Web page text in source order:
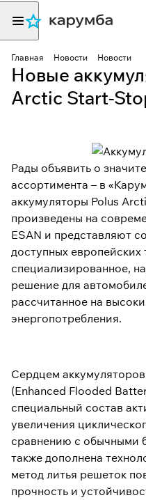
Главная Новости Новости
Новые
Arctic Start-
Рады объявить о
ассортимента – в
аккумуляторы Polus
произведены на
ESAN и представляют
доступных европейских
специализированное,
решение для
рассчитанное на
энергопотребления.
Сердцем аккумуляторов
(Enhanced Flooded
специальный состав
увеличения
сравнению с обычными
также дополнена
метод литья решеток
прочность и